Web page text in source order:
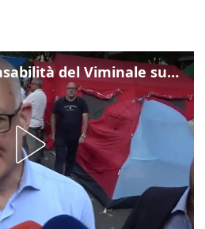
Gualtieri: "Responsabilità del Viminale su Spin Time? La posizione dei partiti è nota"